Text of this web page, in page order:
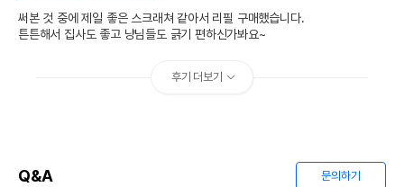
써본 것 중에 제일 좋은 스크래쳐 같아서 리필 구매했습니다.
튼튼해서 집사도 좋고 냥님들도 긁기 편하신가봐요~
후기 더보기
Q&A 문의하기